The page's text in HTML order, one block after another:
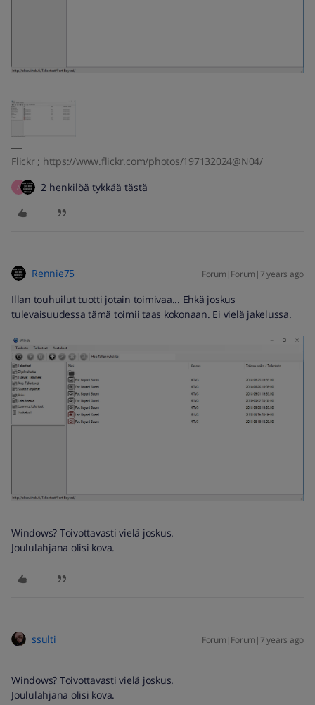
Flickr ; https://www.flickr.com/photos/197132024@N04/
A 2 henkilöä tykkää tästä
Rennie75 Forum|Forum|7 years ago
Illan touhuilut tuotti jotain toimivaa... Ehkä joskus
tulevaisuudessa tämä toimii taas kokonaan. Ei vielä jakelussa.
Windows? Toivottavasti vielä joskus.
Joululahjana olisi kova.
ssulti Forum|Forum|7 years ago
Windows? Toivottavasti vielä joskus.
Joululahjana olisi kova.